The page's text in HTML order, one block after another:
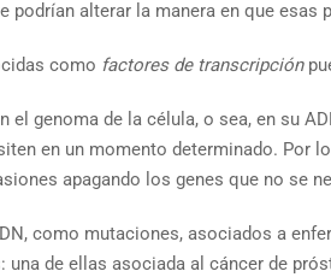
alterar la manera en que esas
como factores de transcripción
genoma de la célula, o sea, en su
en un momento determinado. Por
apagando los genes que no se
como mutaciones, asociados a
de ellas asociada al cáncer de